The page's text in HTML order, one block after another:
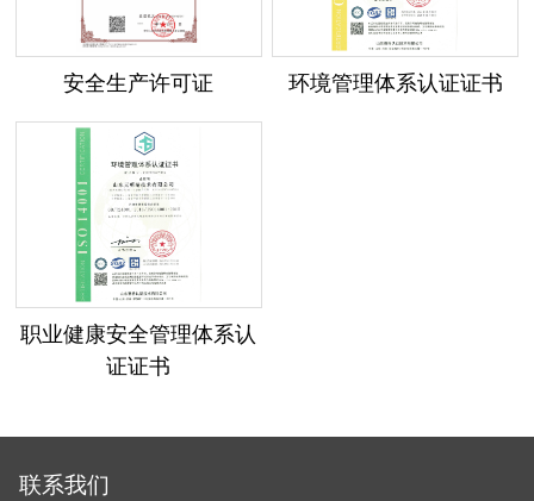
安全生产许可证 环境管理体系认证证书
职业健康安全管理体系认
证证书
联系我们